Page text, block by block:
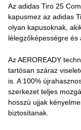
Az adidas Tiro 25
kapusmez az adidas
olyan kapusoknak,
lélegzőképességre és
Az AEROREADY
tartósan száraz
is. A 100%
szerkezet teljes
hosszú ujjak
biztosítanak.